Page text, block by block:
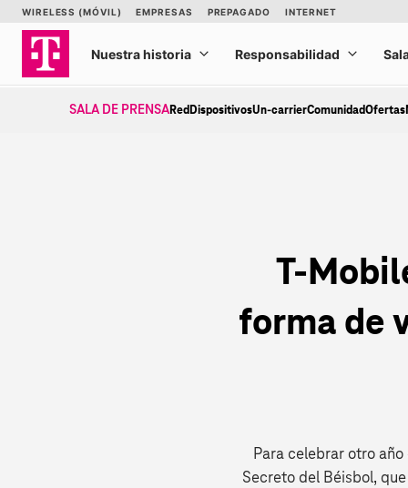
contenido
SALA DE PRENSARed DispositivosUn-carrierComunidadOfertas
forma de
Para celebrar otro
Secreto del Béisbol,